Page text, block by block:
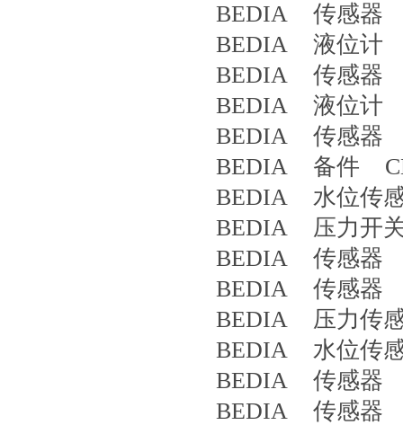
BEDIA 传感器
BEDIA 液位计
BEDIA 传感器
BEDIA 液位计
BEDIA 传感器
BEDIA 备件
BEDIA 水位传
BEDIA 压力开
BEDIA 传感器
BEDIA 传感器
BEDIA 压力传
BEDIA 水位传
BEDIA 传感器
BEDIA 传感器